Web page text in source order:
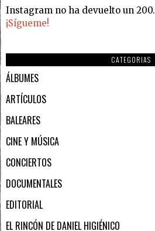
Instagram no ha devuelto un 200.
¡Sígueme!
CATEGORIAS
ÁLBUMES
ARTÍCULOS
BALEARES
CINE Y MÚSICA
CONCIERTOS
DOCUMENTALES
EDITORIAL
EL RINCÓN DE DANIEL HIGIÉNICO